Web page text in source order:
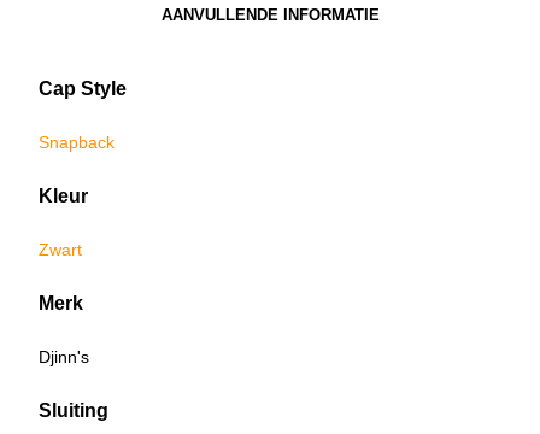
AANVULLENDE INFORMATIE
Cap Style
Snapback
Kleur
Zwart
Merk
Djinn's
Sluiting